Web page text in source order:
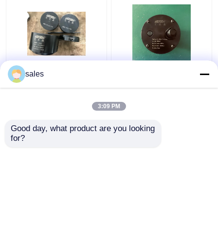
ターボ680KN油圧ボル
ト引張りにシリンダー
ジャック ピストン棒の
伸張器M36x4
sales
3:09 PM
Good day, what product are you looking
for?